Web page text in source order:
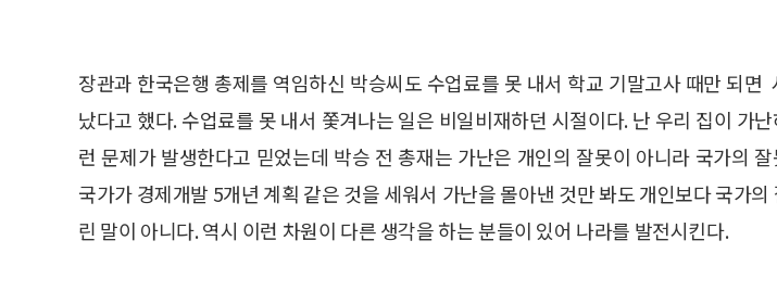
장관과 한국은행 총제를 역임하신 박승씨도 수업료를 못 내서 학교 기말고사 때만 되면
났다고 했다. 수업료를 못 내서 쫓겨나는 일은 비일비재하던 시절이다. 난 우리 집이 가
런 문제가 발생한다고 믿었는데 박승 전 총재는 가난은 개인의 잘못이 아니라 국가의
국가가 경제개발 5개년 계획 같은 것을 세워서 가난을 몰아낸 것만 봐도 개인보다 국가의
린 말이 아니다. 역시 이런 차원이 다른 생각을 하는 분들이 있어 나라를 발전시킨다.